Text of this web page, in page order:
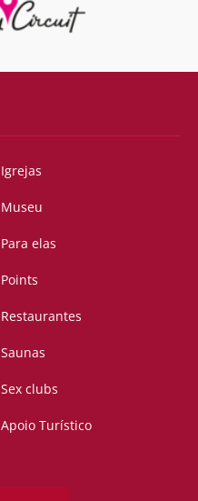
Igrejas
Museu
Para elas
Points
Restaurantes
Saunas
Sex clubs
Apoio Turístico